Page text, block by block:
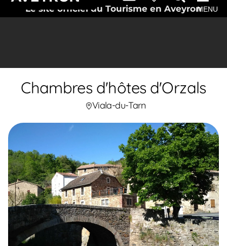
Le site officiel du Tourisme en AveyronMENU
Chambres d'hôtes d'Orzals
Viala-du-Tarn